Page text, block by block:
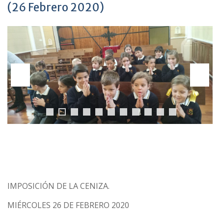
(26 Febrero 2020)
0 1
IMPOSICIÓN DE LA CENIZA.
MIÉRCOLES 26 DE FEBRERO 2020